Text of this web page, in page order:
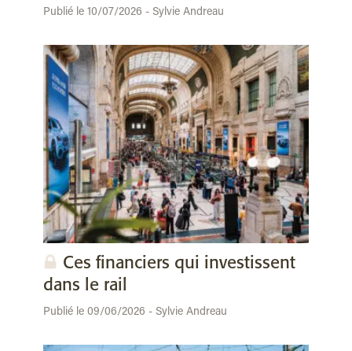
Publié le 10/07/2026 - Sylvie Andreau
Ces financiers qui investissent
dans le rail
Publié le 09/06/2026 - Sylvie Andreau